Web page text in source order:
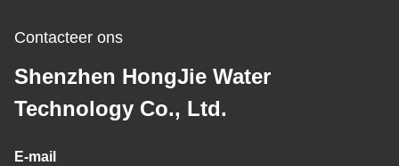
Contacteer ons
Shenzhen HongJie Water
Technology Co., Ltd.
E-mail